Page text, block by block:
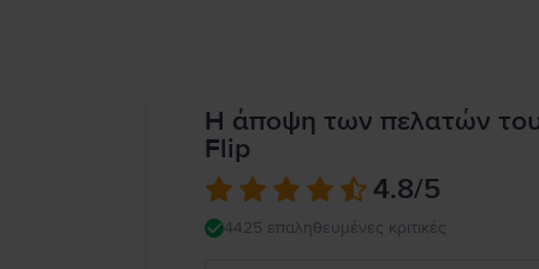
Η άποψη των πελατών
Flip
4.8/5
4425 επαληθευμένες κριτικές